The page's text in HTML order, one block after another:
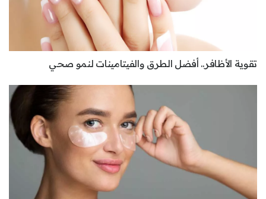
تقوية الأظافر.. أفضل الطرق والفيتامينات لنمو صحي